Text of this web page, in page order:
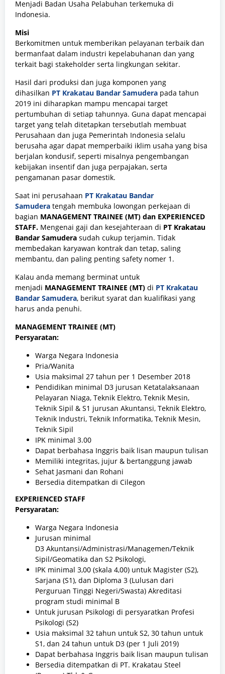
Menjadi Badan Usaha Pelabuhan terkemuka di
Indonesia.
Misi
Berkomitmen untuk memberikan pelayanan terbaik dan
bermanfaat dalam industri kepelabuhanan dan yang
terkait bagi stakeholder serta lingkungan sekitar.
Hasil dari produksi dan juga komponen yang
dihasilkan PT Krakatau Bandar Samudera pada tahun
2019 ini diharapkan mampu mencapai target
pertumbuhan di setiap tahunnya. Guna dapat mencapai
target yang telah ditetapkan tersebutlah membuat
Perusahaan dan juga Pemerintah Indonesia selalu
berusaha agar dapat memperbaiki iklim usaha yang bisa
berjalan kondusif, seperti misalnya pengembangan
kebijakan insentif dan juga perpajakan, serta
pengamanan pasar domestik.
Saat ini perusahaan PT Krakatau Bandar
Samudera tengah membuka lowongan perkejaan di
bagian MANAGEMENT TRAINEE (MT) dan EXPERIENCED
STAFF. Mengenai gaji dan kesejahteraan di PT Krakatau
Bandar Samudera sudah cukup terjamin. Tidak
membedakan karyawan kontrak dan tetap, saling
membantu, dan paling penting safety nomer 1.
Kalau anda memang berminat untuk
menjadi MANAGEMENT TRAINEE (MT) di PT Krakatau
Bandar Samudera, berikut syarat dan kualifikasi yang
harus anda penuhi.
MANAGEMENT TRAINEE (MT)
Persyaratan:
Warga Negara Indonesia
Pria/Wanita
Usia maksimal 27 tahun per 1 Desember 2018
Pendidikan minimal D3 jurusan Ketatalaksanaan
Pelayaran Niaga, Teknik Elektro, Teknik Mesin,
Teknik Sipil & S1 jurusan Akuntansi, Teknik Elektro,
Teknik Industri, Teknik Informatika, Teknik Mesin,
Teknik Sipil
IPK minimal 3.00
Dapat berbahasa Inggris baik lisan maupun tulisan
Memiliki integritas, jujur & bertanggung jawab
Sehat Jasmani dan Rohani
Bersedia ditempatkan di Cilegon
EXPERIENCED STAFF
Persyaratan:
Warga Negara Indonesia
Jurusan minimal
D3 Akuntansi/Administrasi/Managemen/Teknik
Sipil/Geomatika dan S2 Psikologi,
IPK minimal 3,00 (skala 4,00) untuk Magister (S2),
Sarjana (S1), dan Diploma 3 (Lulusan dari
Perguruan Tinggi Negeri/Swasta) Akreditasi
program studi minimal B
Untuk jurusan Psikologi di persyaratkan Profesi
Psikologi (S2)
Usia maksimal 32 tahun untuk S2, 30 tahun untuk
S1, dan 24 tahun untuk D3 (per 1 Juli 2019)
Dapat berbahasa Inggris baik lisan maupun tulisan
Bersedia ditempatkan di PT. Krakatau Steel